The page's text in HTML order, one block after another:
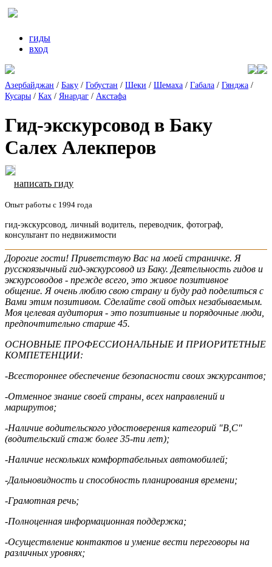
гиды
вход
Азербайджан / Баку / Гобустан / Шеки / Шемаха / Габала / Гянджа /
Кусары / Ках / Янардаг / Акстафа
Гид-экскурсовод в Баку
Салех Алекперов
написать гиду
Опыт работы с 1994 года
гид-экскурсовод, личный водитель, переводчик, фотограф,
консультант по недвижимости
Дорогие гости! Приветствую Вас на моей страничке. Я
русскоязычный гид-экскурсовод из Баку. Деятельность гидов и
экскурсоводов - прежде всего, это живое позитивное
общение. Я очень люблю свою страну и буду рад поделиться с
Вами этим позитивом. Сделайте свой отдых незабываемым.
Моя целевая аудитория - это позитивные и порядочные люди,
предпочтительно старше 45.
ОСНОВНЫЕ ПРОФЕССИОНАЛЬНЫЕ И ПРИОРИТЕТНЫЕ
КОМПЕТЕНЦИИ:
-Всестороннее обеспечение безопасности своих экскурсантов;
-Отменное знание своей страны, всех направлений и
маршрутов;
-Наличие водительского удостоверения категорий "В,С"
(водительский стаж более 35-ти лет);
-Наличие нескольких комфортабельных автомобилей;
-Дальновидность и способность планирования времени;
-Грамотная речь;
-Полноценная информационная поддержка;
-Осуществление контактов и умение вести переговоры на
различных уровнях;